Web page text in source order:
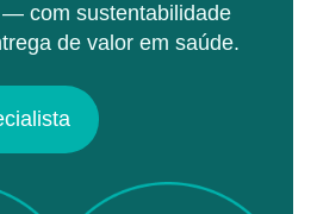
com sustentabilidade
de valor em saúde.